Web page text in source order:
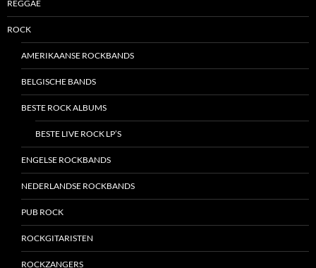
REGGAE
ROCK
AMERIKAANSE ROCKBANDS
BELGISCHE BANDS
BESTE ROCK ALBUMS
BESTE LIVE ROCK LP’S
ENGELSE ROCKBANDS
NEDERLANDSE ROCKBANDS
PUB ROCK
ROCKGITARISTEN
ROCKZANGERS